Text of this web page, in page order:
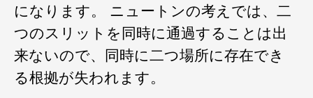
になります。 ニュートンの考えでは、二
つのスリットを同時に通過することは出
来ないので、同時に二つ場所に存在でき
る根拠が失われます。